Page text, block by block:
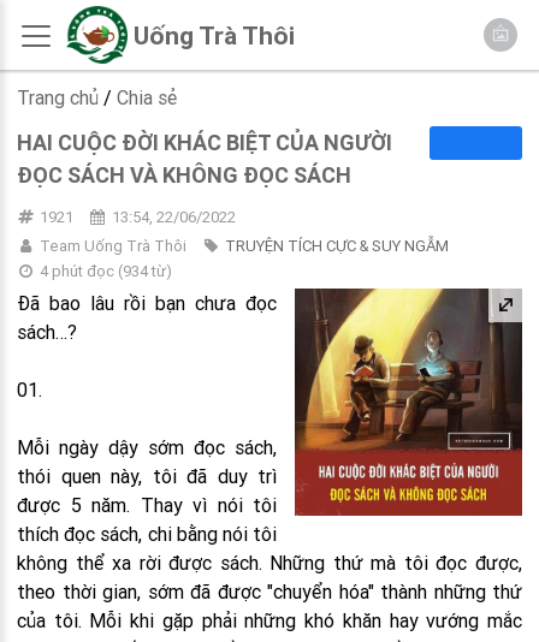
Uống Trà Thôi
Trang chủ / Chia sẻ
HAI CUỘC ĐỜI KHÁC BIỆT CỦA NGƯỜI
ĐỌC SÁCH VÀ KHÔNG ĐỌC SÁCH
1921
13:54, 22/06/2022
Team Uống Trà Thôi
TRUYỆN TÍCH CỰC & SUY NGẪM
4 phút đọc(934từ)
Đã bao lâu rồi bạn chưa đọc
sách…?
01.
Mỗi ngày dậy sớm đọc sách,
thói quen này, tôi đã duy trì
được 5 năm. Thay vì nói tôi
thích đọc sách, chi bằng nói tôi
không thể xa rời được sách. Những thứ mà tôi đọc được,
theo thời gian, sớm đã được "chuyển hóa" thành những thứ
của tôi. Mỗi khi gặp phải những khó khăn hay vướng mắc